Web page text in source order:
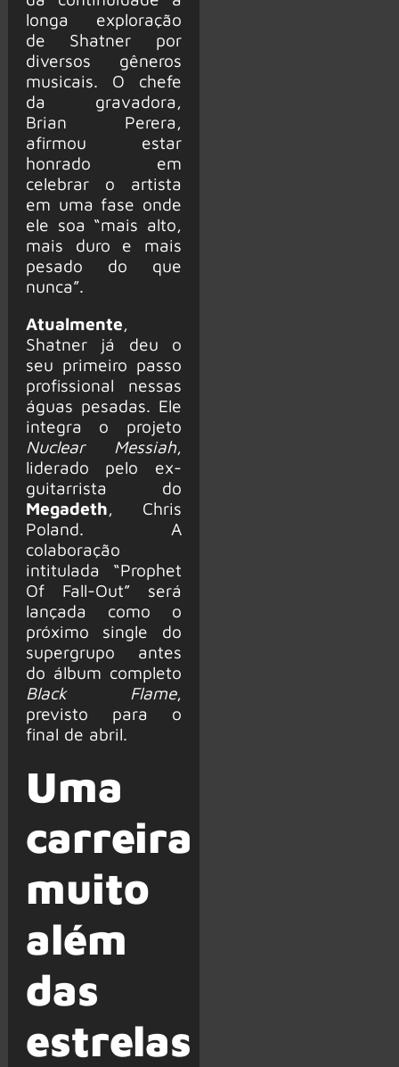
longa exploração
de Shatner por
diversos gêneros
musicais. O chefe
da gravadora,
Brian Perera,
afirmou estar
honrado em
celebrar o artista
em uma fase onde
ele soa “mais alto,
mais duro e mais
pesado do que
nunca”.
Atualmente,
Shatner já deu o
seu primeiro passo
profissional nessas
águas pesadas. Ele
integra o projeto
Nuclear Messiah,
liderado pelo ex-
guitarrista do
Megadeth, Chris
Poland. A
colaboração
intitulada “Prophet
Of Fall-Out” será
lançada como o
próximo single do
supergrupo antes
do álbum completo
Black Flame,
previsto para o
final de abril.
Uma
carreira
muito
além
das
estrelas